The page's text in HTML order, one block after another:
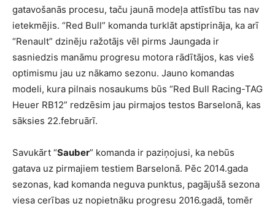
gatavošanās procesu, taču jaunā modeļa attīstību tas nav
ietekmējis. “Red Bull” komanda turklāt apstiprināja, ka arī
“Renault” dzinēju ražotājs vēl pirms Jaungada ir
sasniedzis manāmu progresu motora rādītājos, kas vieš
optimismu jau uz nākamo sezonu. Jauno komandas
modeli, kura pilnais nosaukums būs “Red Bull Racing-TAG
Heuer RB12” redzēsim jau pirmajos testos Barselonā, kas
sāksies 22.februārī.
Savukārt “Sauber” komanda ir paziņojusi, ka nebūs
gatava uz pirmajiem testiem Barselonā. Pēc 2014.gada
sezonas, kad komanda neguva punktus, pagājušā sezona
viesa cerības uz nopietnāku progresu 2016.gadā, tomēr